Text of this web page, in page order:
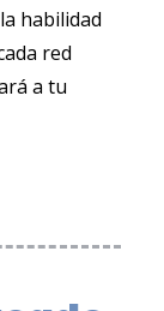
habilidad
red
a tu